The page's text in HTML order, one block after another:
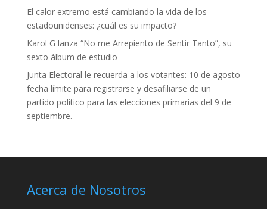
El calor extremo está cambiando la vida de los
estadounidenses: ¿cuál es su impacto?
Karol G lanza “No me Arrepiento de Sentir Tanto”, su
sexto álbum de estudio
Junta Electoral le recuerda a los votantes: 10 de agosto
fecha límite para registrarse y desafiliarse de un
partido político para las elecciones primarias del 9 de
septiembre.
Acerca de Nosotros